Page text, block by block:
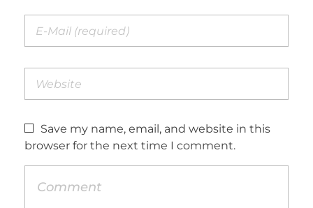
Save my name, email, and website in this
browser for the next time I comment.